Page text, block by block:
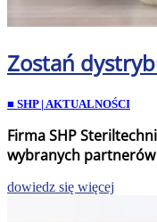
Zostań
■ SHP | AKTUALNOŚCI
Firma SHP
wybranych
dowiedz się więcej